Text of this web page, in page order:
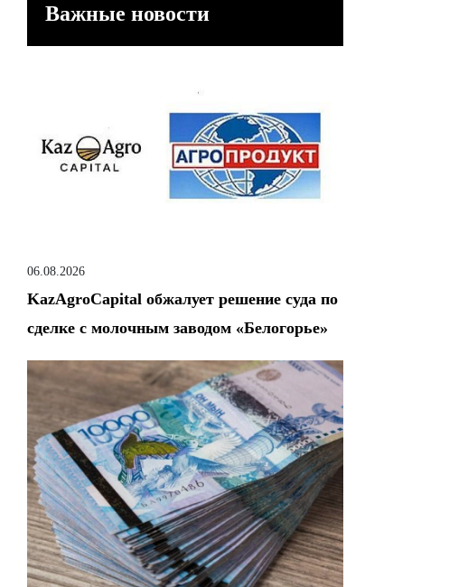
Важные новости
06.08.2026
KazAgroCapital обжалует решение суда по
сделке с молочным заводом «Белогорье»